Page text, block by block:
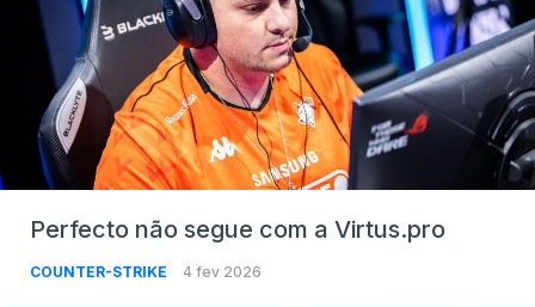
Perfecto não segue com a Virtus.pro
COUNTER-STRIKE 4 fev 2026